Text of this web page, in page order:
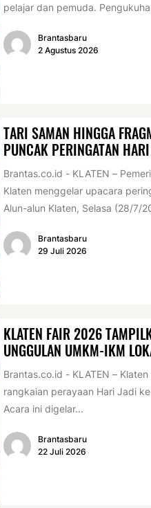
pelajar dan pemuda.
Brantasbaru
2 Agustus 2026
TARI SAMAN HINGGA
PUNCAK PERINGATAN
Brantas.co.id - KLATEN –
Klaten menggelar upacara
Alun-alun Klaten, Selasa (28/7/
Brantasbaru
29 Juli 2026
KLATEN FAIR 2026
UNGGULAN UMKM-IKM
Brantas.co.id - KLATEN –
rangkaian perayaan Hari Jadi
Acara ini digelar...
Brantasbaru
22 Juli 2026